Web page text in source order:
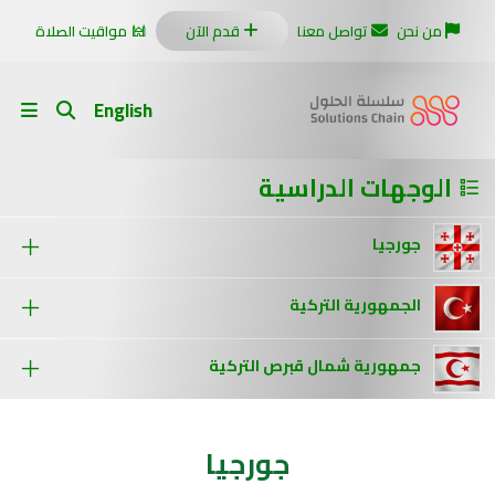
من نحن تواصل معنا قدم الآن مواقيت الصلاة
English
الوجهات الدراسية
جورجيا
الجمهورية التركية
جمهورية شمال قبرص التركية
جورجيا